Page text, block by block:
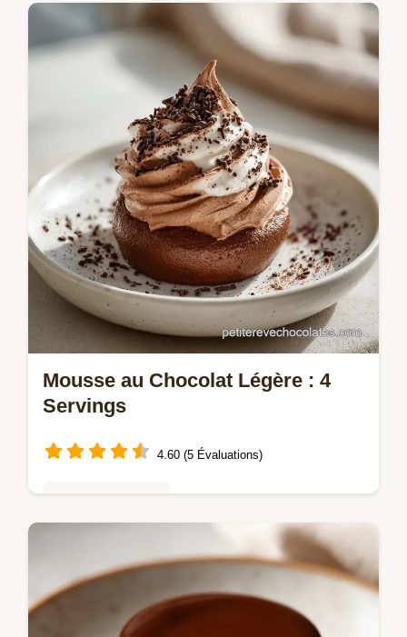
Maîtrisez la recette pour tiramisu au
chocolat la plus facile ! Découvrez ce
tiramisu chocolat mascarpone facile sans
Mousse au Chocolat Légère : 4
Servings
4.60 (5 Évaluations)
Découvrez notre recette de Mousse au
chocolat ultra-légère et aérienne, prête en
seulement 15 minutes d'effort. Inclut un
guide de chronométrage pas à pas.